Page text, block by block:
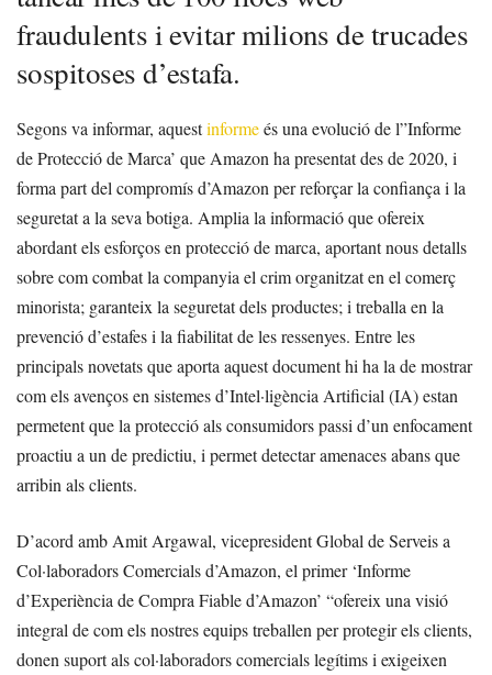
fraudulents i evitar milions de trucades
sospitoses d’estafa.
Segons va informar, aquestinformeés una evolució de l”Informe
de Protecció de Marca’ que Amazon ha presentat des de 2020, i
forma part del compromís d’Amazon per reforçar la confiança i la
seguretat a la seva botiga. Amplia la informació que ofereix
abordant els esforços en protecció de marca, aportant nous detalls
sobre com combat la companyia el crim organitzat en el comerç
minorista; garanteix la seguretat dels productes; i treballa en la
prevenció d’estafes i la fiabilitat de les ressenyes. Entre les
principals novetats que aporta aquest document hi ha la de mostrar
com els avenços en sistemes d’Intel·ligència Artificial (IA) estan
permetent que la protecció als consumidors passi d’un enfocament
proactiu a un de predictiu, i permet detectar amenaces abans que
arribin als clients.
D’acord amb Amit Argawal, vicepresident Global de Serveis a
Col·laboradors Comercials d’Amazon, el primer ‘Informe
d’Experiència de Compra Fiable d’Amazon’ “ofereix una visió
integral de com els nostres equips treballen per protegir els clients,
donen suport als col·laboradors comercials legítims i exigeixen